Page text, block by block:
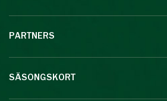
PARTNERS
SÄSONGSKORT